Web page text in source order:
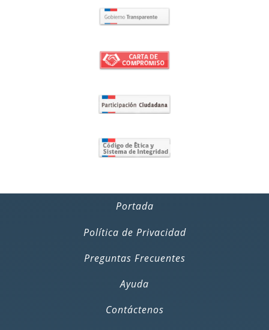
Portada
Política de Privacidad
Preguntas Frecuentes
Ayuda
Contáctenos